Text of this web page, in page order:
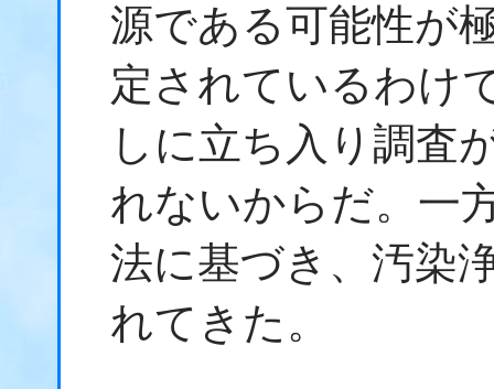
源である可能性が
定されているわけ
しに立ち入り調査
れないからだ。一
法に基づき、汚染
れてきた。